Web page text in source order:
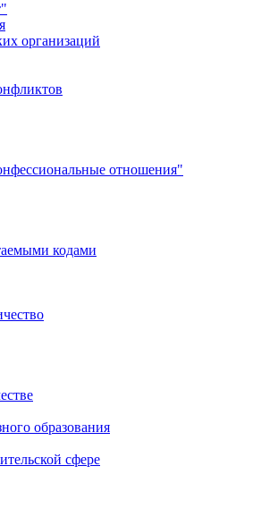
организаций
отношения"
кодами
образования
сфере